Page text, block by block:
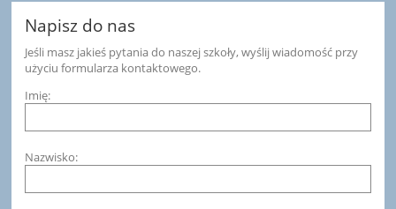
Napisz do nas
Jeśli masz jakieś pytania do naszej szkoły, wyślij wiadomość przy
użyciu formularza kontaktowego.
Imię:
Nazwisko: